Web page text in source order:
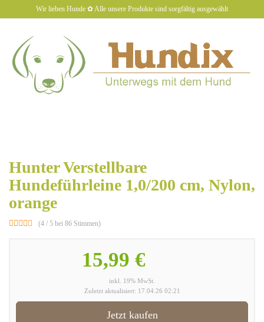
to
Wir lieben Hunde ✿ Alle unsere Produkte sind sorgfältig ausgewählt
Hunter Verstellbare
Hundeführleine 1,0/200 cm, Nylon,
orange
(4 / 5 bei 86 Stimmen)
15,99 €
inkl. 19% MwSt.
Zuletzt aktualisiert: 17.04.26 02:21
Jetzt kaufen